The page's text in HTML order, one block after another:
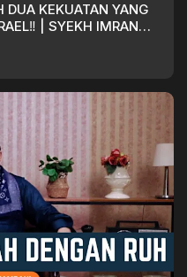
DUA KEKUATAN YANG
| SYEKH IMRAN